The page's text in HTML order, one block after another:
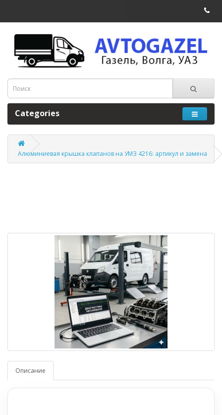
Categories
Алюминиевая крышка клапанов на УМЗ 4216: артикул и замена
Описание